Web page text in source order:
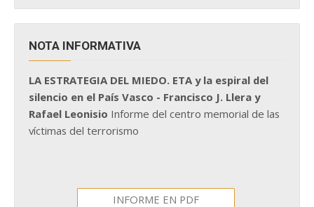
NOTA INFORMATIVA
LA ESTRATEGIA DEL MIEDO. ETA y la espiral del
silencio en el País Vasco - Francisco J. Llera y
Rafael Leonisio Informe del centro memorial de las
víctimas del terrorismo
INFORME EN PDF